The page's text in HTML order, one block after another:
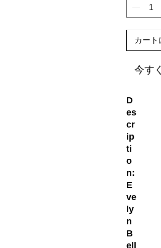
カート
今す
D
es
cr
ip
ti
o
n:
E
ve
ly
n
B
ell